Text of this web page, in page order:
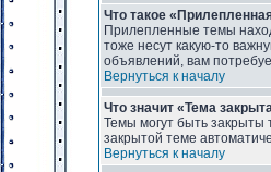
Что такое
Прилепленные темы
тоже несут какую-то
объявлений, вам
Вернуться к началу
Что значит «Тема
Темы могут быть
закрытой теме
Вернуться к началу